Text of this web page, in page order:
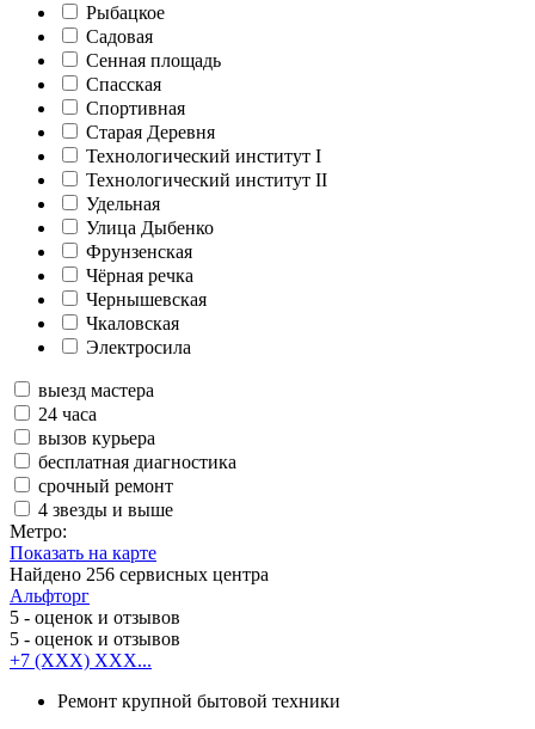
Рыбацкое
Садовая
Сенная площадь
Спасская
Спортивная
Старая Деревня
Технологический институт I
Технологический институт II
Удельная
Улица Дыбенко
Фрунзенская
Чёрная речка
Чернышевская
Чкаловская
Электросила
выезд мастера
24 часа
вызов курьера
бесплатная диагностика
срочный ремонт
4 звезды и выше
Метро:
Показать на карте
Найдено 256 сервисных центра
Альфторг
5 - оценок и отзывов
5 - оценок и отзывов
+7 (XXX) XXX...
Ремонт крупной бытовой техники